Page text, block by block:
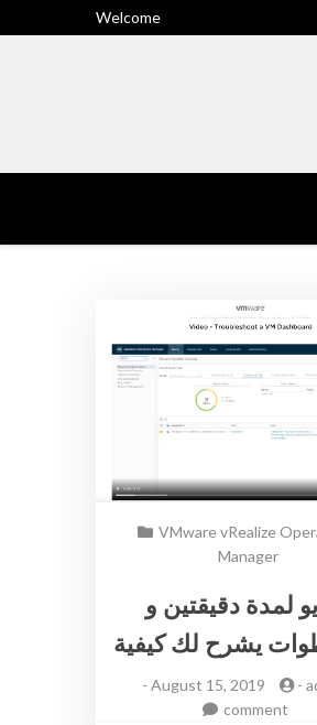
to
Welcome
VMware vRealize
Manager
لمدة دقيقتين و
- August 15, 2019 -
comment